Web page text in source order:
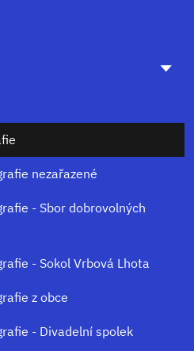
nezařazené
- Sbor dobrovolných
- Sokol Vrbová Lhota
z obce
- Divadelní spolek